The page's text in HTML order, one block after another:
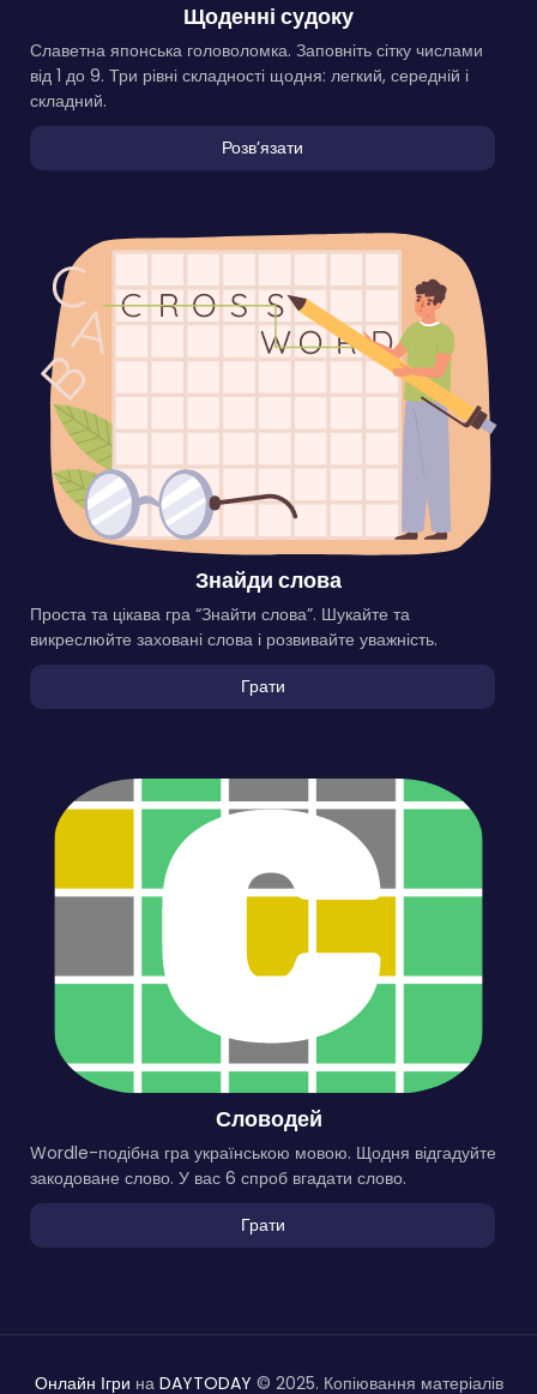
Щоденні судоку
Славетна японська головоломка. Заповніть сітку числами
від 1 до 9. Три рівні складності щодня: легкий, середній і
складний.
Розвʼязати
Знайди слова
Проста та цікава гра “Знайти слова”. Шукайте та
викреслюйте заховані слова і розвивайте уважність.
Грати
Словодей
Wordle-подібна гра українською мовою. Щодня відгадуйте
закодоване слово. У вас 6 спроб вгадати слово.
Грати
Онлайн Ігри на DAYTODAY © 2025. Копіювання матеріалів